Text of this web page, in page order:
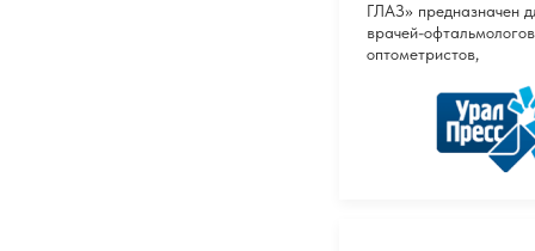
ГЛАЗ» предназначен
врачей-
оптометристов,